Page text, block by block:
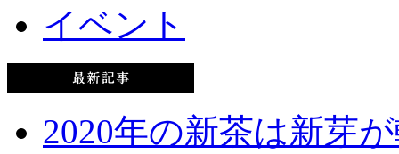
イベント
2020年の新茶は新芽